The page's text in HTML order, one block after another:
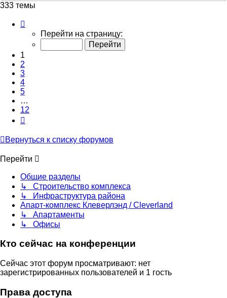
333 темы
12
Перейти на страницу:
1
2
3
4
5
…
12
Вернуться к списку форумов
Перейти
Общие разделы
↳ Строительство комплекса
↳ Инфраструктура района
Апарт-комплекс Клеверлэнд / Cleverland
↳ Апартаменты
↳ Офисы
Кто сейчас на конференции
Сейчас этот форум просматривают: нет
зарегистрированных пользователей и 1 гость
Права доступа